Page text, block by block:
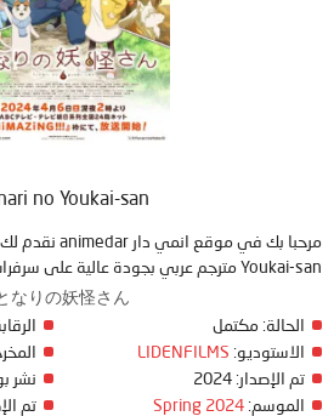
no Youkai-san
Youkai-san مترجم عربي بجودة عالية على سرفرات متعددة, مشاهدة ممتعة
なりの妖怪さん
الحالة: مكتمل
الاستوديو: LIDENFILMS
تم الإصدار:
الموسم: Spring 2024
نشر
تم